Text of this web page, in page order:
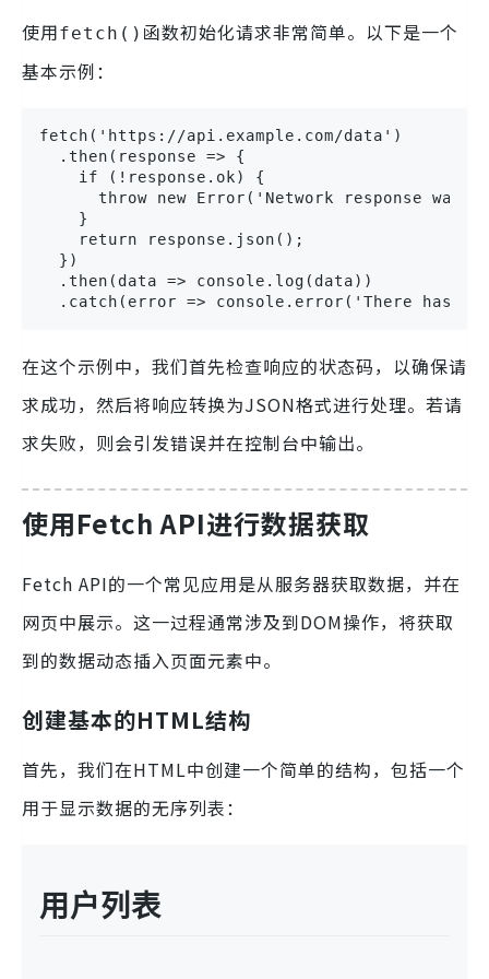
使用fetch() 函数初始化请求非常简单。以下是一个
基本示例：
fetch('https://api.example.com/data')
  .then(response => {
    if (!response.ok) {
throw new Error('Network response was
    }
    return response.json();
  })
  .then(data => console.log(data))
.catch(error => console.error('There has
在这个示例中，我们首先检查响应的状态码，以确保请
求成功，然后将响应转换为JSON格式进行处理。若请
求失败，则会引发错误并在控制台中输出。
使用Fetch API进行数据获取
Fetch API的一个常见应用是从服务器获取数据，并在
网页中展示。这一过程通常涉及到DOM操作，将获取
到的数据动态插入页面元素中。
创建基本的HTML结构
首先，我们在HTML中创建一个简单的结构，包括一个
用于显示数据的无序列表：
用户列表